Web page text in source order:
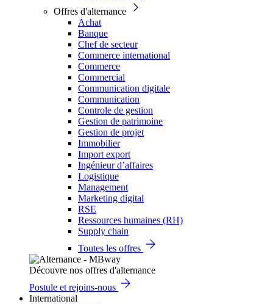
Offres d'alternance
Achat
Banque
Chef de secteur
Commerce international
Commerce
Commercial
Communication digitale
Communication
Controle de gestion
Gestion de patrimoine
Gestion de projet
Immobilier
Import export
Ingénieur d’affaires
Logistique
Management
Marketing digital
RSE
Ressources humaines (RH)
Supply chain
Toutes les offres
Découvre nos offres d'alternance
Postule et rejoins-nous
International